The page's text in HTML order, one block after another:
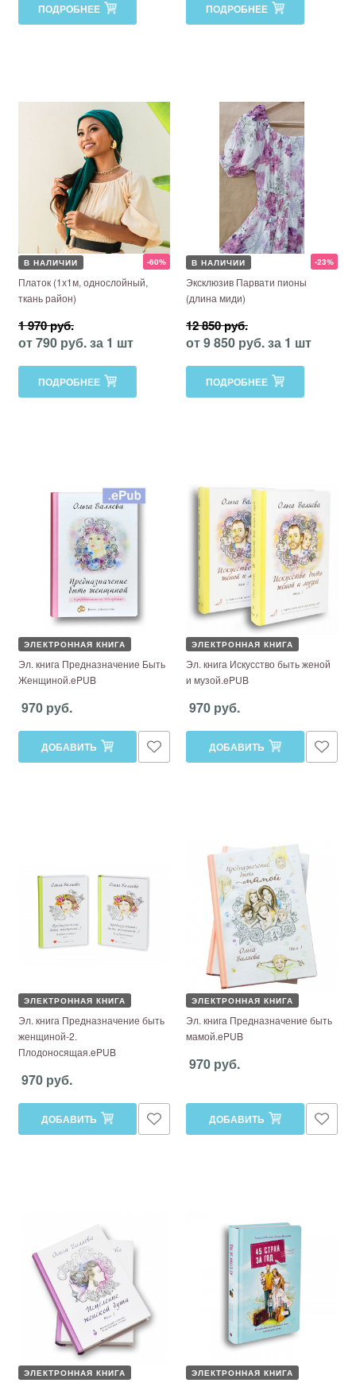
ПОДРОБНЕЕ ПОДРОБНЕЕ
-60%
В НАЛИЧИИ
Платок (1х1м, однослойный,
ткань район)
1 970 руб.
от 790 руб. за 1 шт
ПОДРОБНЕЕ
-23%
В НАЛИЧИИ
Эксклюзив Парвати пионы
(длина миди)
12 850 руб.
от 9 850 руб. за 1 шт
ПОДРОБНЕЕ
ЭЛЕКТРОННАЯ КНИГА
Эл. книга Предназначение Быть
Женщиной.ePUB
970 руб.
ДОБАВИТЬ
ЭЛЕКТРОННАЯ КНИГА
Эл. книга Искусство быть женой
и музой.ePUB
970 руб.
ДОБАВИТЬ
ЭЛЕКТРОННАЯ КНИГА
Эл. книга Предназначение быть
женщиной-2.
Плодоносящая.ePUB
970 руб.
ДОБАВИТЬ
ЭЛЕКТРОННАЯ КНИГА
Эл. книга Предназначение быть
мамой.ePUB
970 руб.
ДОБАВИТЬ
ЭЛЕКТРОННАЯ КНИГА ЭЛЕКТРОННАЯ КНИГА